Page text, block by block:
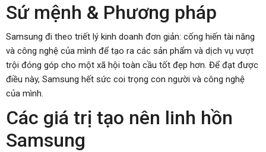
Sứ mệnh & Phương pháp
Samsung đi theo triết lý kinh doanh đơn giản: cống hiến tài năng
và công nghệ của mình để tạo ra các sản phẩm và dịch vụ vượt
trội đóng góp cho một xã hội toàn cầu tốt đẹp hơn. Để đạt được
điều này, Samsung hết sức coi trọng con người và công nghệ
của mình.
Các giá trị tạo nên linh hồn
Samsung